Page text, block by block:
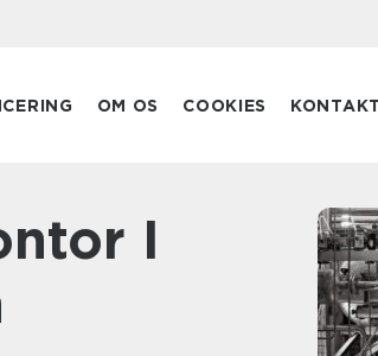
OM OS COOKIES